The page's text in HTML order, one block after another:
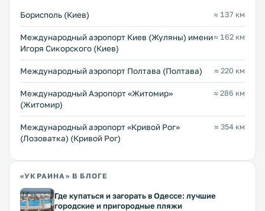
Борисполь (Киев) ≈ 137 км
Международный аэропорт Киев (Жуляны) имени
Игоря Сикорского (Киев)
≈ 162 км
Международный аэропорт Полтава (Полтава) ≈ 220 км
Международный Аэропорт «Житомир»
(Житомир)
≈ 286 км
Международный аэропорт «Кривой Рог»
(Лозоватка) (Кривой Рог)
≈ 354 км
«УКРАИНА» В БЛОГЕ
Где купаться и загорать в Одессе: лучшие
городские и пригородные пляжи